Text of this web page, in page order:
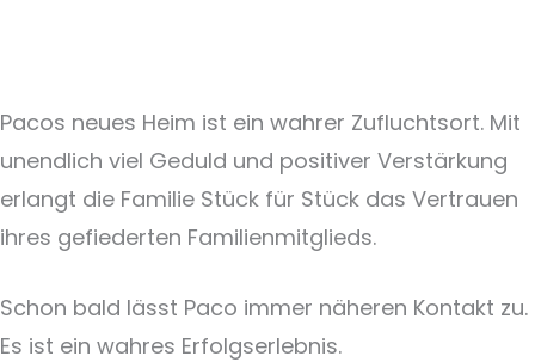
Pacos neues Heim ist ein wahrer Zufluchtsort. Mit
unendlich viel Geduld und positiver Verstärkung
erlangt die Familie Stück für Stück das Vertrauen
ihres gefiederten Familienmitglieds.
Schon bald lässt Paco immer näheren Kontakt zu.
Es ist ein wahres Erfolgserlebnis.